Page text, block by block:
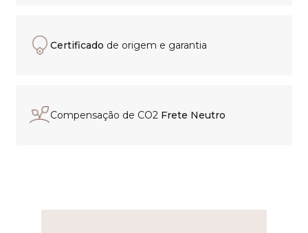
Certificado de origem e garantia
Compensação de CO2 Frete Neutro